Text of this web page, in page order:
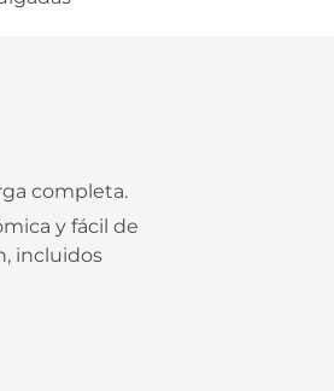
completa.
y fácil de
incluidos